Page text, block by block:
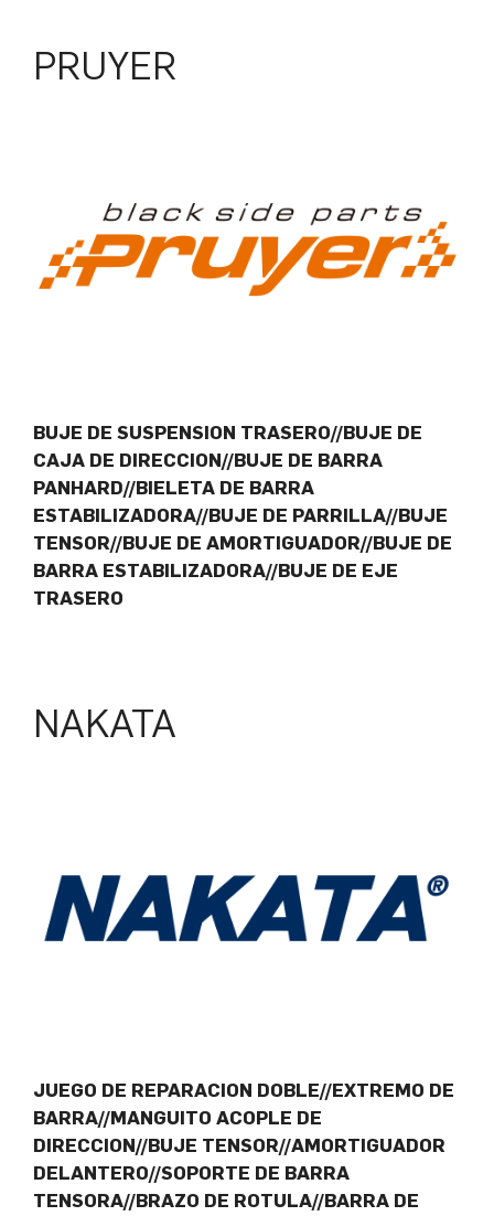
PRUYER
BUJE DE SUSPENSION TRASERO//BUJE DE
CAJA DE DIRECCION//BUJE DE BARRA
PANHARD//BIELETA DE BARRA
ESTABILIZADORA//BUJE DE PARRILLA//BUJE
TENSOR//BUJE DE AMORTIGUADOR//BUJE DE
BARRA ESTABILIZADORA//BUJE DE EJE
TRASERO
NAKATA
JUEGO DE REPARACION DOBLE//EXTREMO DE
BARRA//MANGUITO ACOPLE DE
DIRECCION//BUJE TENSOR//AMORTIGUADOR
DELANTERO//SOPORTE DE BARRA
TENSORA//BRAZO DE ROTULA//BARRA DE